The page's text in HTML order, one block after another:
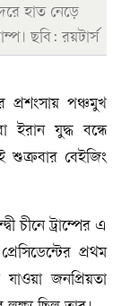
হাত নেড়ে
ছবি: রয়টার্স
প্রশংসায় পঞ্চমুখ
ইরান যুদ্ধ বন্ধে
শুক্রবার বেইজিং
চীনে ট্রাম্পের এ
প্রথম
জনপ্রিয়তা